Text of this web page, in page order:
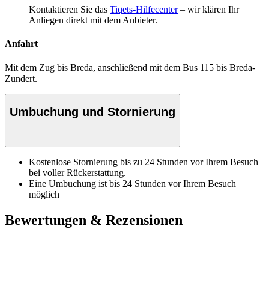
Kontaktieren Sie das Tiqets-Hilfecenter– wir klären Ihr
Anliegen direkt mit dem Anbieter.
Anfahrt
Mit dem Zug bis Breda, anschließend mit dem Bus 115 bis Breda-
Zundert.
Umbuchung und Stornierung
Kostenlose Stornierung bis zu 24 Stunden vor Ihrem Besuch
bei voller Rückerstattung.
Eine Umbuchung ist bis 24 Stunden vor Ihrem Besuch
möglich
Bewertungen & Rezensionen